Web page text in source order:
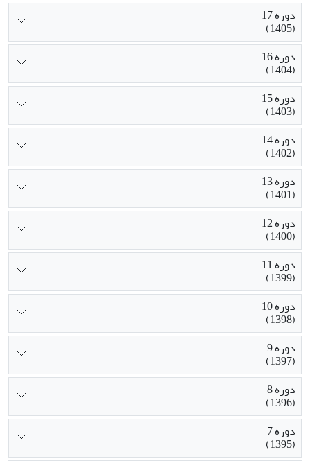
دوره 17
(1405)
دوره 16
(1404)
دوره 15
(1403)
دوره 14
(1402)
دوره 13
(1401)
دوره 12
(1400)
دوره 11
(1399)
دوره 10
(1398)
دوره 9
(1397)
دوره 8
(1396)
دوره 7
(1395)